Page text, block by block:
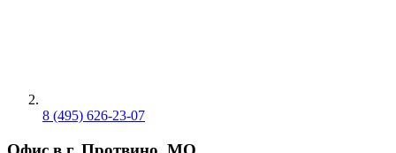
8 (495) 626-23-07